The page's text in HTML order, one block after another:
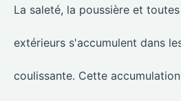
La saleté, la poussière et
extérieurs s'accumulent dans
coulissante. Cette